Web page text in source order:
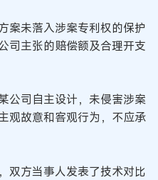
案未落入涉案专利权的保护
司主张的赔偿额及合理开支
公司自主设计，未侵害涉案
观故意和客观行为，不应承
双方当事人发表了技术对比